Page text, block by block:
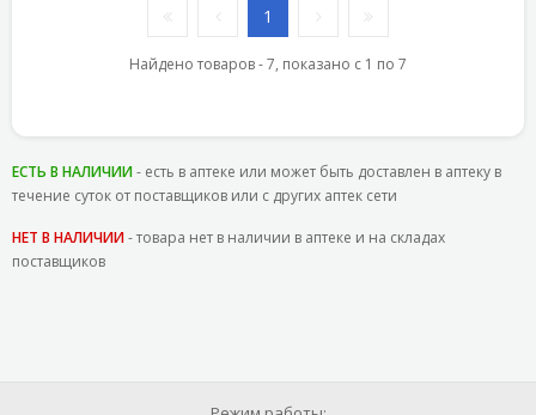
1
Найдено товаров - 7, показано с 1 по 7
ЕСТЬ В НАЛИЧИИ- есть в аптеке или может быть доставлен в аптеку в
течение суток от поставщиков или с других аптек сети
НЕТ В НАЛИЧИИ- товара нет в наличии в аптеке и на складах
поставщиков